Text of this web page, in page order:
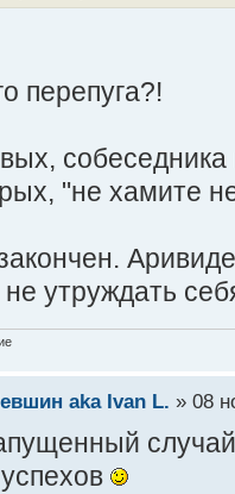
перепуга?!
"не хамите
утруждать
aka Ivan L. » 08
случай